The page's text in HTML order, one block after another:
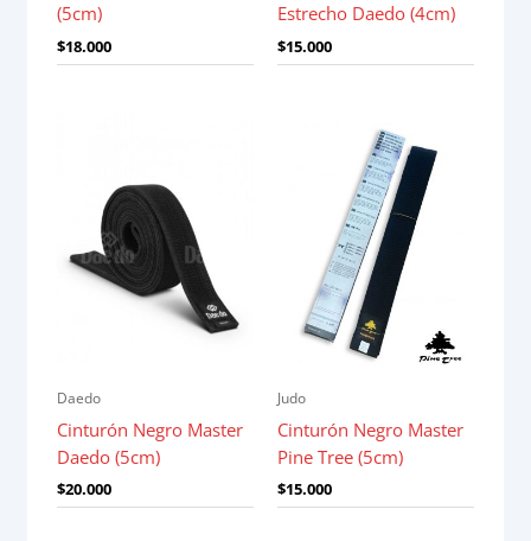
(5cm)
$18.000
Estrecho Daedo (4cm)
$15.000
Daedo
Cinturón Negro Master
Daedo (5cm)
$20.000
Judo
Cinturón Negro Master
Pine Tree (5cm)
$15.000